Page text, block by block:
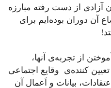
آزادی از دست رفته مبارزه
آن دوران بوده‌ایم برای
از تجربه‌‌ی آنها،
کننده‌ی وقایع اجتماعی
بیانات و اَعمال آن‌